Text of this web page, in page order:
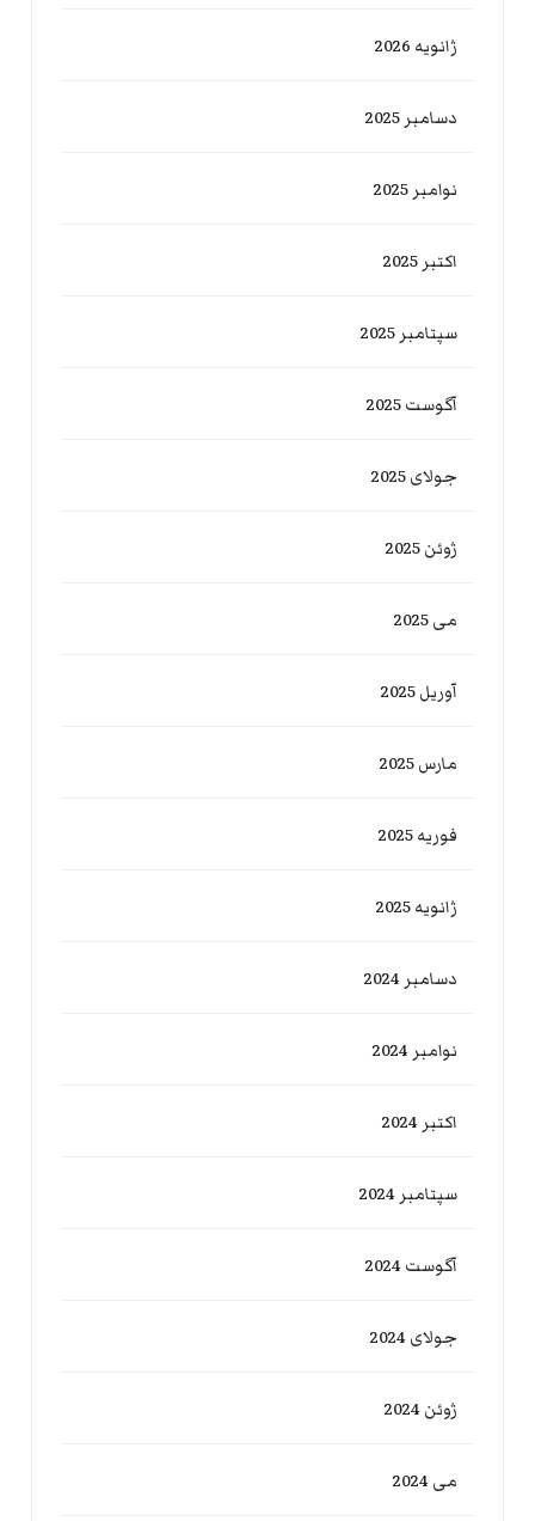
ژانویه 2026
دسامبر 2025
نوامبر 2025
اکتبر 2025
سپتامبر 2025
آگوست 2025
جولای 2025
ژوئن 2025
می 2025
آوریل 2025
مارس 2025
فوریه 2025
ژانویه 2025
دسامبر 2024
نوامبر 2024
اکتبر 2024
سپتامبر 2024
آگوست 2024
جولای 2024
ژوئن 2024
می 2024